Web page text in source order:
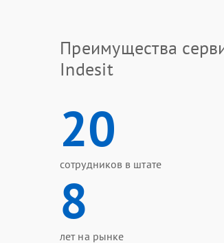
Преимущества
Indesit
20
сотрудников в штате
8
лет на рынке